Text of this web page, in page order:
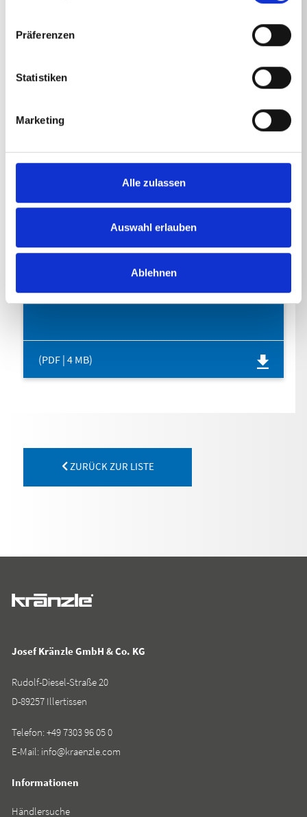
Präferenzen
Statistiken
Marketing
Alle zulassen
Auswahl erlauben
Ablehnen
Schaumlanze
1l
BETRIEBSANLEITUNG
(PDF | 4 MB)
ZURÜCK ZUR LISTE
Josef Kränzle GmbH & Co. KG
Rudolf-Diesel-Straße 20
D-89257 Illertissen
Telefon:+49 7303 96 05 0
E-Mail: info@kraenzle.com
Informationen
Händlersuche